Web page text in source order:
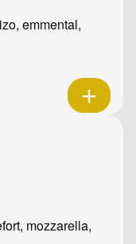
emmental,
mozzarella,